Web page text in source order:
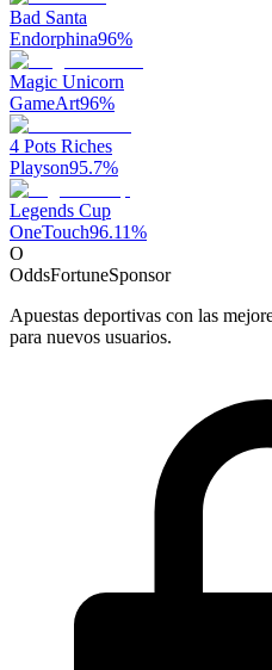
Bad Santa
Endorphina96%
Magic Unicorn
GameArt96%
4 Pots Riches
Playson95.7%
Legends Cup
OneTouch96.11%
O
OddsFortuneSponsor
Apuestas deportivas con las
para nuevos usuarios.